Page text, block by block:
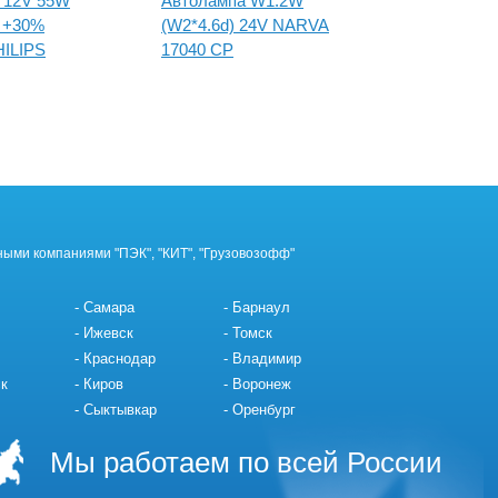
(W2*4.6d) 24V NARVA
17040 CP
компаниями "ПЭК", "КИТ", "Грузовозофф"
Самара
Ижевск
Краснодар
Киров
Сыктывкар
Барнаул
Томск
Владимир
Воронеж
Оренбург
Мы работаем по всей России